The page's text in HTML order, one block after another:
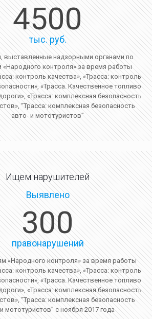
4500
тыс. руб.
выставленные надзорными органами по
«Народного контроля» за время работы
контроль качества», «Трасса: контроль
«Трасса. Качественное топливо
«Трасса: комплексная безопасность
“Трасса: комплексная безопасность
авто- и мототуристов”
Ищем нарушителей
Выявлено
300
правонарушений
«Народного контроля» за время работы
контроль качества», «Трасса: контроль
«Трасса. Качественное топливо
«Трасса: комплексная безопасность
“Трасса: комплексная безопасность
мототуристов” с ноября 2017 года